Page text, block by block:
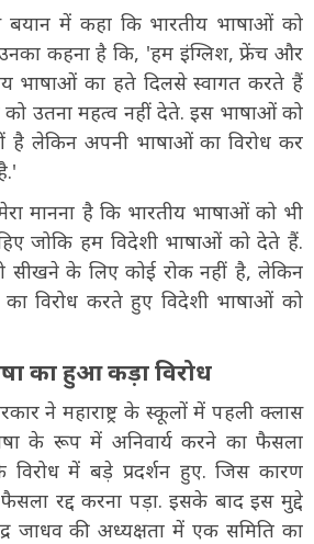
में कहा कि भारतीय भाषाओं को
उनका कहना है कि, 'हम इंग्लिश, फ्रेंच और
भाषाओं का हते दिलसे स्वागत करते हैं
उतना महत्व नहीं देते. इस भाषाओं को
है लेकिन अपनी भाषाओं का विरोध कर
मानना है कि भारतीय भाषाओं को भी
जोकि हम विदेशी भाषाओं को देते हैं.
सीखने के लिए कोई रोक नहीं है, लेकिन
विरोध करते हुए विदेशी भाषाओं को
का हुआ कड़ा विरोध
ने महाराष्ट्र के स्कूलों में पहली क्लास
के रूप में अनिवार्य करने का फैसला
में बड़े प्रदर्शन हुए. जिस कारण
रद्द करना पड़ा. इसके बाद इस मुद्दे
जाधव की अध्यक्षता में एक समिति का